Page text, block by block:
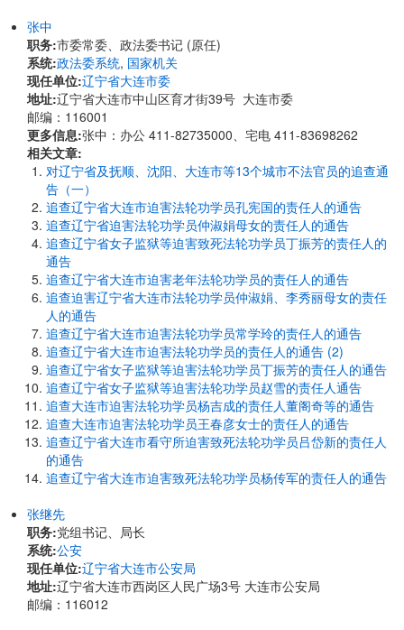
张中
职务:市委常委、政法委书记 (原任)
系统:政法委系统, 国家机关
现任单位:辽宁省大连市委
地址:辽宁省大连市中山区育才街39号 大连市委
邮编：116001
更多信息:张中：办公 411-82735000、宅电 411-83698262
相关文章:
对辽宁省及抚顺、沈阳、大连市等13个城市不法官员的追查通
告（一）
追查辽宁省大连市迫害法轮功学员孔宪国的责任人的通告
追查辽宁省迫害法轮功学员仲淑娟母女的责任人的通告
追查辽宁省女子监狱等迫害致死法轮功学员丁振芳的责任人的
通告
追查辽宁省大连市迫害老年法轮功学员的责任人的通告
追查迫害辽宁省大连市法轮功学员仲淑娟、李秀丽母女的责任
人的通告
追查辽宁省大连市迫害法轮功学员常学玲的责任人的通告
追查辽宁省大连市迫害法轮功学员的责任人的通告 (2)
追查辽宁省女子监狱等迫害法轮功学员丁振芳的责任人的通告
追查辽宁省女子监狱等迫害法轮功学员赵雪的责任人通告
追查大连市迫害法轮功学员杨吉成的责任人董阁奇等的通告
追查大连市迫害法轮功学员王春彦女士的责任人的通告
追查辽宁省大连市看守所迫害致死法轮功学员吕岱新的责任人
的通告
追查辽宁省大连市迫害致死法轮功学员杨传军的责任人的通告
张继先
职务:党组书记、局长
系统:公安
现任单位:辽宁省大连市公安局
地址:辽宁省大连市西岗区人民广场3号 大连市公安局
邮编：116012